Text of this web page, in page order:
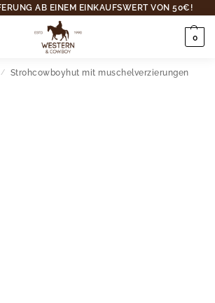
AB EINEM EINKAUFSWERT VON 50€!
0
/ Strohcowboyhut mit muschelverzierungen